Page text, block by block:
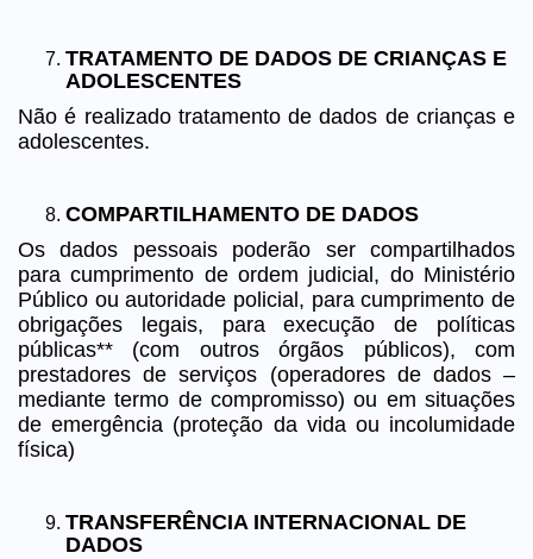
TRATAMENTO DE DADOS DE CRIANÇAS E
ADOLESCENTES
Não é realizado tratamento de dados de crianças e
adolescentes.
COMPARTILHAMENTO DE DADOS
Os dados pessoais poderão ser compartilhados
para cumprimento de ordem judicial, do Ministério
Público ou autoridade policial, para cumprimento de
obrigações legais, para execução de políticas
públicas** (com outros órgãos públicos), com
prestadores de serviços (operadores de dados –
mediante termo de compromisso) ou em situações
de emergência (proteção da vida ou incolumidade
física)
TRANSFERÊNCIA INTERNACIONAL DE
DADOS